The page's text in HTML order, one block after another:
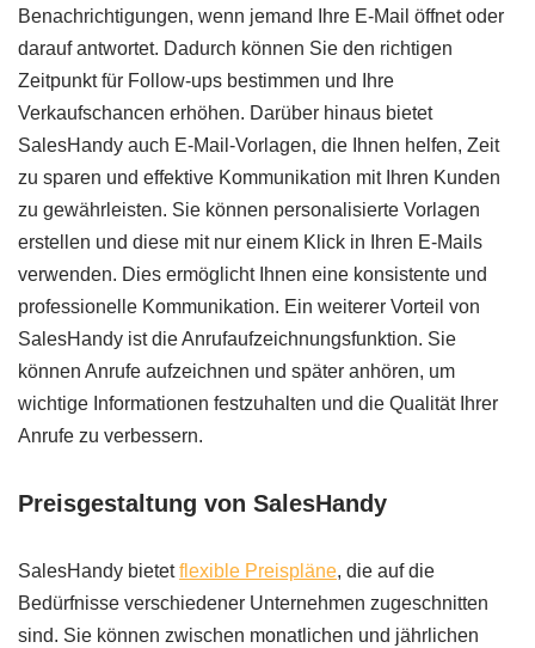
Benachrichtigungen, wenn jemand Ihre E-Mail öffnet oder
darauf antwortet. Dadurch können Sie den richtigen
Zeitpunkt für Follow-ups bestimmen und Ihre
Verkaufschancen erhöhen. Darüber hinaus bietet
SalesHandy auch E-Mail-Vorlagen, die Ihnen helfen, Zeit
zu sparen und effektive Kommunikation mit Ihren Kunden
zu gewährleisten. Sie können personalisierte Vorlagen
erstellen und diese mit nur einem Klick in Ihren E-Mails
verwenden. Dies ermöglicht Ihnen eine konsistente und
professionelle Kommunikation. Ein weiterer Vorteil von
SalesHandy ist die Anrufaufzeichnungsfunktion. Sie
können Anrufe aufzeichnen und später anhören, um
wichtige Informationen festzuhalten und die Qualität Ihrer
Anrufe zu verbessern.
Preisgestaltung von SalesHandy
SalesHandy bietetflexible Preispläne, die auf die
Bedürfnisse verschiedener Unternehmen zugeschnitten
sind. Sie können zwischen monatlichen und jährlichen